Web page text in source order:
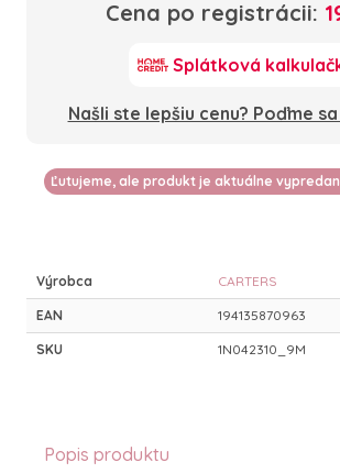
Cena po registrácii:
Splátková
Našli ste lepšiu cenu? Poďme
Ľutujeme, ale produkt je aktuálne
Výrobca CARTERS
EAN 194135870963
SKU 1N042310_9M
Popis produktu